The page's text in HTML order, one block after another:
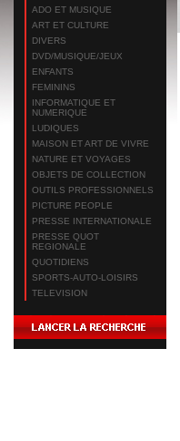
ADO ET MUSIQUE
ART ET CULTURE
DIVERS
DVD/MUSIQUE/JEUX
ENFANTS
FEMININS
INFORMATIQUE ET
NUMERIQUE
LUDIQUES
MAISON ET ART DE VIVRE
NATURE ET VOYAGES
OBJETS DE COLLECTION
OUTILS PROFESSIONNELS
PICTURE PEOPLE
PRESSE INTERNATIONALE
PRESSE QUOT
REGIONALE
QUOTIDIENS
SPORTS-AUTO-LOISIRS
TELEVISION